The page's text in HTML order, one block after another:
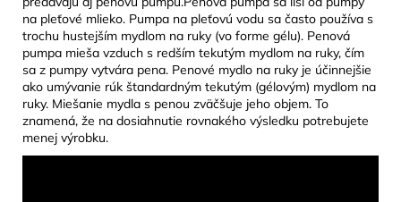
na pleťové mlieko. Pumpa na pleťovú vodu sa často používa s
trochu hustejším mydlom na ruky (vo forme gélu). Penová
pumpa mieša vzduch s redším tekutým mydlom na ruky, čím
sa z pumpy vytvára pena. Penové mydlo na ruky je účinnejšie
ako umývanie rúk štandardným tekutým (gélovým) mydlom na
ruky. Miešanie mydla s penou zväčšuje jeho objem. To
znamená, že na dosiahnutie rovnakého výsledku potrebujete
menej výrobku.